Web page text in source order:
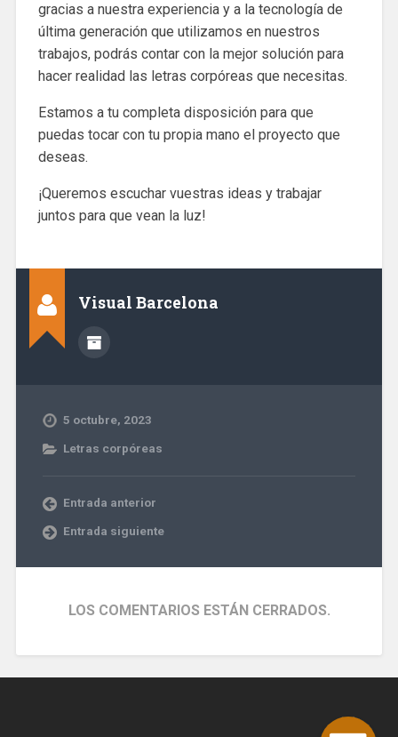
gracias a nuestra experiencia y a la tecnología de
última generación que utilizamos en nuestros
trabajos, podrás contar con la mejor solución para
hacer realidad las letras corpóreas que necesitas.
Estamos a tu completa disposición para que
puedas tocar con tu propia mano el proyecto que
deseas.
¡Queremos escuchar vuestras ideas y trabajar
juntos para que vean la luz!
Visual Barcelona
5 octubre, 2023
Letras corpóreas
Entrada anterior
Entrada siguiente
LOS COMENTARIOS ESTÁN CERRADOS.